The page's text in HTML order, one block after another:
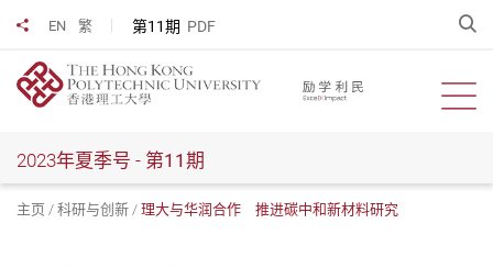
EN 繁 第11期 PDF
分享到
开
2023年夏季号 - 第11期
主页 科研与创新 理大与华润合作 推进碳中和新材料研究